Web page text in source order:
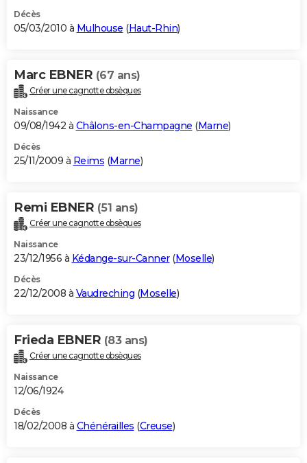
Décès
05/03/2010 à Mulhouse (Haut-Rhin)
Marc EBNER (67 ans)
Créer une cagnotte obsèques
Naissance
09/08/1942 à Châlons-en-Champagne (Marne)
Décès
25/11/2009 à Reims (Marne)
Remi EBNER (51 ans)
Créer une cagnotte obsèques
Naissance
23/12/1956 à Kédange-sur-Canner(Moselle)
Décès
22/12/2008 à Vaudreching (Moselle)
Frieda EBNER (83 ans)
Créer une cagnotte obsèques
Naissance
12/06/1924
Décès
18/02/2008 à Chénérailles (Creuse)